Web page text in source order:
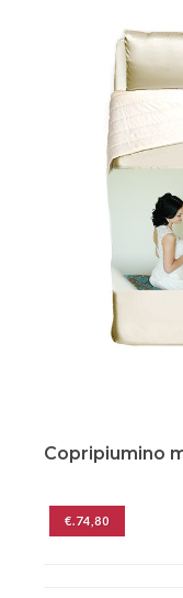
Copripiumino
€.74,80